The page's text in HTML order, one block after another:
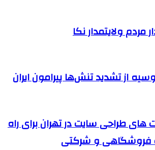
مردم ولایتمدار نکا
از تشدید تنش‌ها پیرامون ایران
های طراحی سایت در تهران برای راه
فروشگاهی و شرکتی